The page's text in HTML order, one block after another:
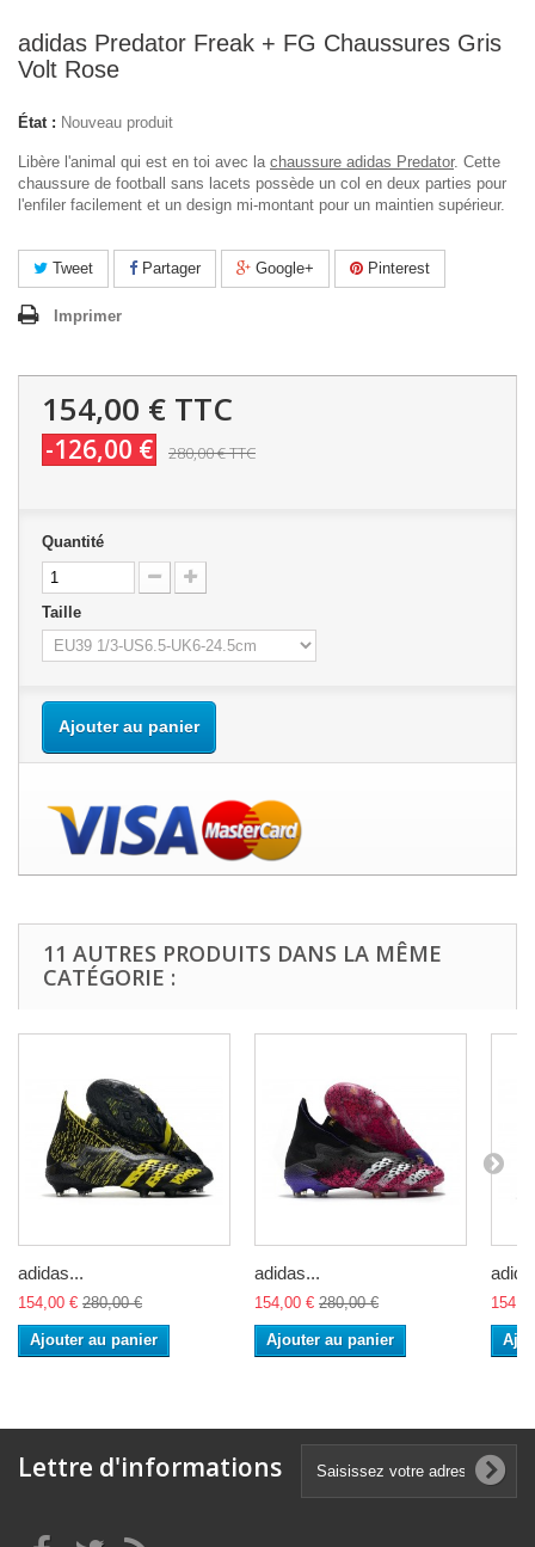
adidas Predator Freak + FG Chaussures Gris
Volt Rose
État : Nouveau produit
Libère l'animal qui est en toi avec la chaussure adidas Predator. Cette
chaussure de football sans lacets possède un col en deux parties pour
l'enfiler facilement et un design mi-montant pour un maintien supérieur.
Tweet Partager Google+ Pinterest
Imprimer
154,00 € TTC
-126,00 € 280,00 €TTC
Quantité
Taille
Ajouter au panier
11 AUTRES PRODUITS DANS LA MÊME
CATÉGORIE :
adidas...
154,00 € 280,00 €
Ajouter au panier
adidas...
154,00 € 280,00 €
Ajouter au panier
Lettre d'informations